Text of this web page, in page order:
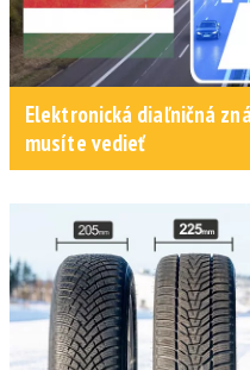
Elektronická diaľničná
musíte vedieť